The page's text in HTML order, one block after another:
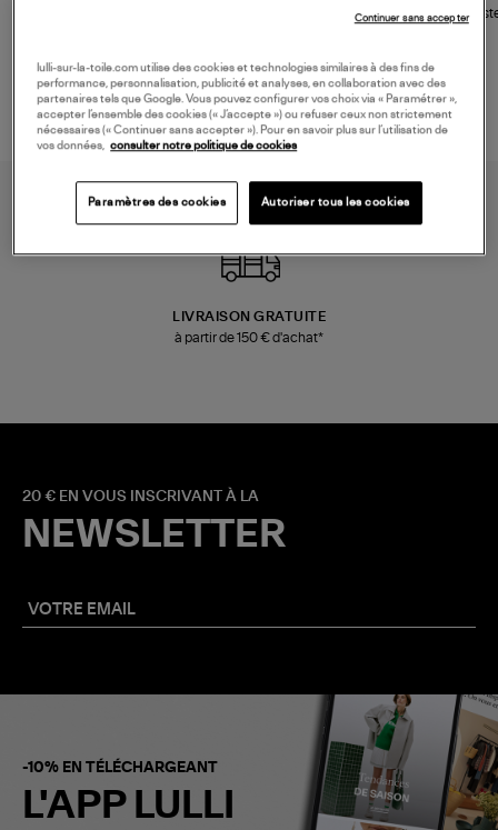
Mocassins Killian Sport
Mousse
LIVRAISON GRATUITE
à partir de 150 € d'achat*
20 € EN VOUS INSCRIVANT À LA
NEWSLETTER
-10% EN TÉLÉCHARGEANT
L'APP LULLI
lulli-sur-la-toile.com utilise des cookies et technologies similaires à des fins de
performance, personnalisation, publicité et analyses, en collaboration avec des
partenaires tels que Google. Vous pouvez configurer vos choix via « Paramétrer »,
accepter l’ensemble des cookies (« J’accepte ») ou refuser ceux non strictement
nécessaires (« Continuer sans accepter »). Pour en savoir plus sur l’utilisation de
vos données,
consulter notre politique de cookies
Paramètres des cookies Autoriser tous les cookies
Continuer sans accepter